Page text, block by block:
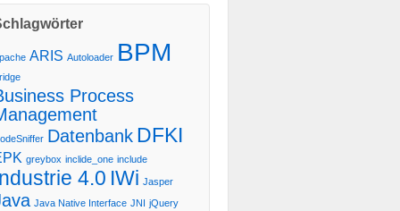
ARIS Autoloader BPM
Process
Datenbank DFKI
greybox inclide_one include
4.0 IWi Jasper
Java Native Interface JNI jQuery